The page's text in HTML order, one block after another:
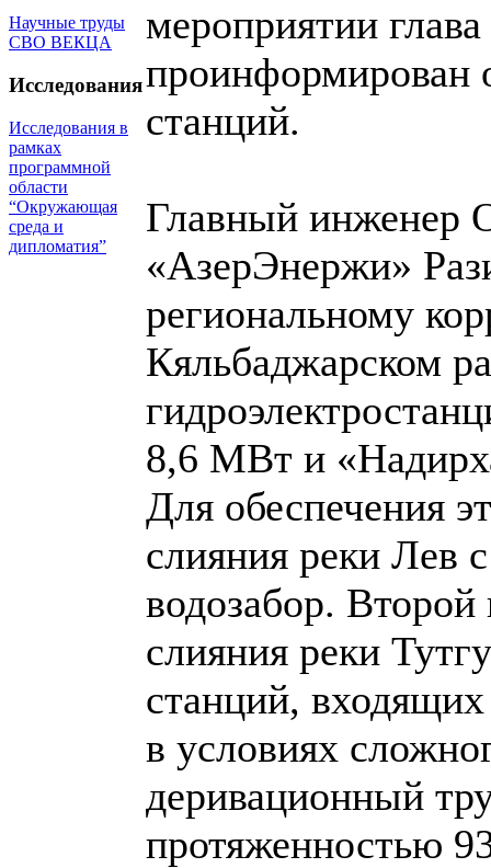
Научные труды
СВО ВЕКЦА
Исследования
Исследования в
рамках
программной
области
“Окружающая
среда и
дипломатия”
мероприятии
проинформирован
станций.
Главный инженер
«АзерЭнержи»
региональному
Кяльбаджарском
8,6 МВт и
Для обеспечения
слияния реки Лев
водозабор. Второй
слияния реки
станций, входящих
в условиях
деривационный
протяженностью